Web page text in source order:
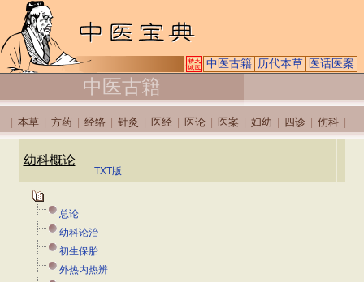
中医古籍 历代本草 医话医案
中医古籍
本草 方药 经络 针灸 医经 医论 医案 妇幼 四诊 伤科
幼科概论
TXT版
总论
幼科论治
初生保胎
外热内热辨